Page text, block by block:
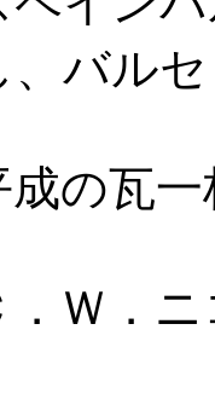
バル
一枚
．ニ